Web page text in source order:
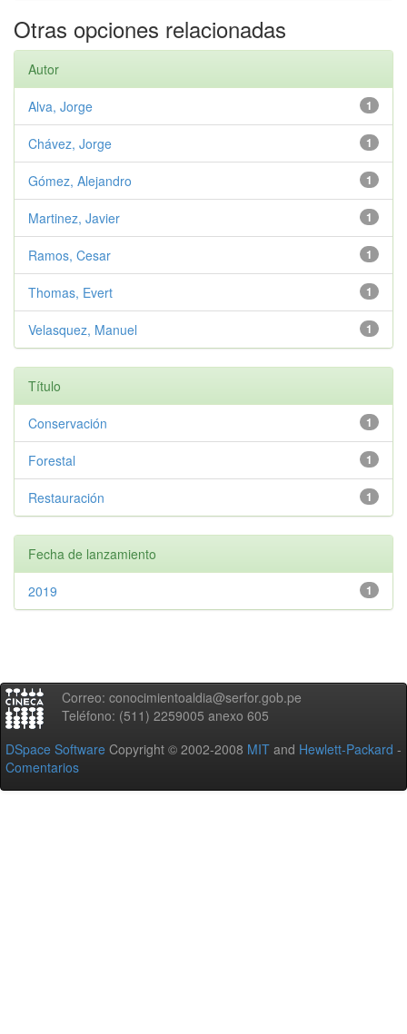
Otras opciones relacionadas
Autor
1
Alva, Jorge
1
Chávez, Jorge
1
Gómez, Alejandro
1
Martinez, Javier
1
Ramos, Cesar
1
Thomas, Evert
1
Velasquez, Manuel
Título
1
Conservación
1
Forestal
1
Restauración
Fecha de lanzamiento
1
2019
Correo: conocimientoaldia@serfor.gob.pe
Teléfono: (511) 2259005 anexo 605
DSpace Software Copyright © 2002-2008 MIT and Hewlett-Packard -
Comentarios